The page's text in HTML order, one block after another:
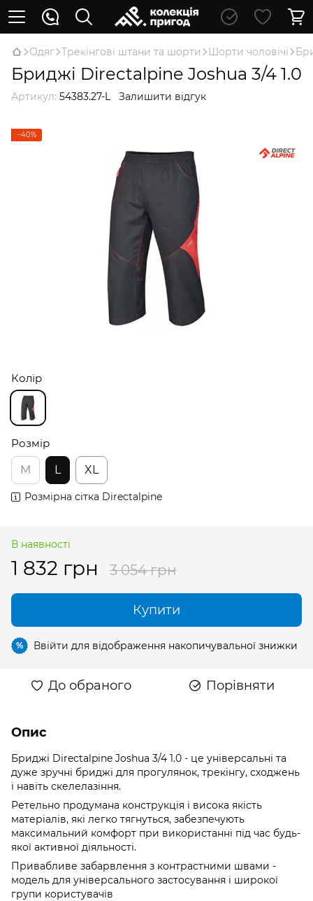
Oдяг Трекінгові штани та шорти Шорти чоловічі
Бриджі Directalpine Joshua 3/4 1.0
Артикул: 54383.27-L Залишити відгук
−40%
Колір
Розмір
M
L XL
Розмірна сітка Directalpine
В наявності
1 832 грн 3 054 грн
Купити
% Ввійти для відображення накопичувальної знижки
До обраного Порівняти
Опис
Бриджі Directalpine Joshua 3/4 1.0 - це універсальні та
дуже зручні бриджі для прогулянок, трекінгу, сходжень
і навіть скелелазіння.
Ретельно продумана конструкція і висока якість
матеріалів, які легко тягнуться, забезпечують
максимальний комфорт при використанні під час будь-
якої активної діяльності.
Привабливе забарвлення з контрастними швами -
модель для універсального застосування і широкої
групи користувачів